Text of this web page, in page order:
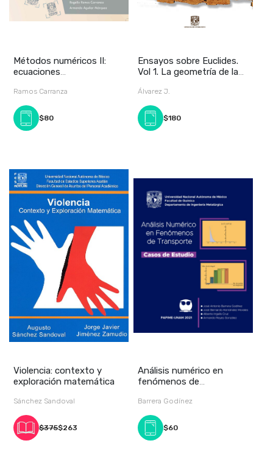
Métodos numéricos II:
ecuaciones
Ramos Carranza
$80
Ensayos sobre Euclides.
Vol 1. La geometría de la
Álvarez J.
$180
Violencia: contexto y
exploración matemática
Sánchez Sandoval
$375$263
Análisis numérico en
fenómenos de
estud
Barrera Godínez
$60